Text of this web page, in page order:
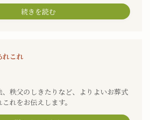
続きを読む
れこれ
、秩父のしきたりなど、よりよいお葬式
れをお伝えします。